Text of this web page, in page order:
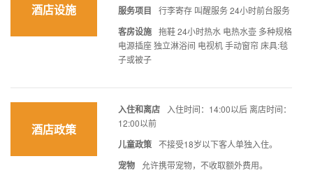
酒店设施 服务项目 行李寄存 叫醒服务 24小时前台服务
客房设施 拖鞋 24小时热水 电热水壶 多种规格
电源插座 独立淋浴间 电视机 手动窗帘 床具:毯
子或被子
酒店政策
入住和离店
入住时间：14:00以后 离店时间：
12:00以前
儿童政策 不接受18岁以下客人单独入住。
宠物 允许携带宠物，不收取额外费用。